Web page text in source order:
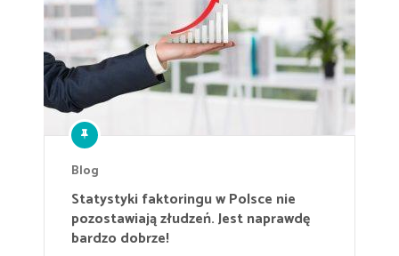
Blog
Statystyki faktoringu w Polsce nie
pozostawiają złudzeń. Jest naprawdę
bardzo dobrze!